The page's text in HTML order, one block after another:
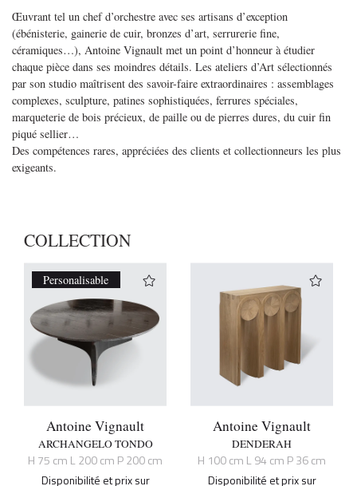
Œuvrant tel un chef d’orchestre avec ses artisans d’exception
(ébénisterie, gainerie de cuir, bronzes d’art, serrurerie fine,
céramiques…), Antoine Vignault met un point d’honneur à étudier
chaque pièce dans ses moindres détails. Les ateliers d’Art sélectionnés
par son studio maîtrisent des savoir-faire extraordinaires : assemblages
complexes, sculpture, patines sophistiquées, ferrures spéciales,
marqueterie de bois précieux, de paille ou de pierres dures, du cuir fin
piqué sellier…
Des compétences rares, appréciées des clients et collectionneurs les plus
exigeants.
COLLECTION
Personalisable
Antoine Vignault
ARCHANGELO TONDO
H 75 cm L 200 cm P 200 cm
Disponibilité et prix sur
Antoine Vignault
DENDERAH
H 100 cm L 94 cm P 36 cm
Disponibilité et prix sur